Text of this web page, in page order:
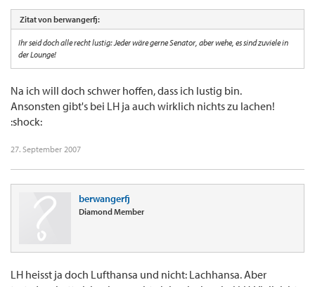
Zitat von berwangerfj:
Ihr seid doch alle recht lustig: Jeder wäre gerne Senator, aber wehe, es sind zuviele in
der Lounge!
Na ich will doch schwer hoffen, dass ich lustig bin.
Ansonsten gibt's bei LH ja auch wirklich nichts zu lachen!
:shock:
27. September 2007
berwangerfj
Diamond Member
LH heisst ja doch Lufthansa und nicht: Lachhansa. Aber